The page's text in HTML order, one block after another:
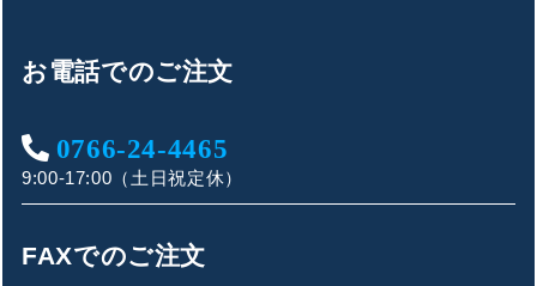
お電話でのご注文
0766-24-4465
9:00-17:00（土日祝定休）
FAXでのご注文